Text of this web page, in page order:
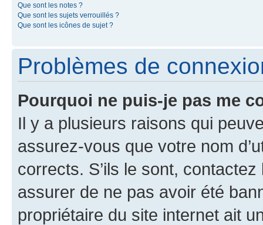
Que sont les notes ?
Que sont les sujets verrouillés ?
Que sont les icônes de sujet ?
Problèmes de
Pourquoi ne puis-je pas me
Il y a plusieurs raisons qui
assurez-vous que votre nom
corrects. S’ils le sont,
assurer de ne pas avoir été
propriétaire du site internet ait